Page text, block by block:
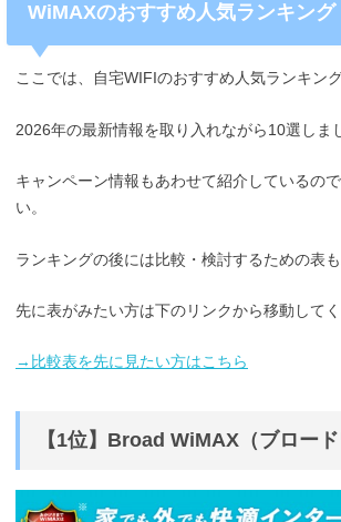
WiMAXのおすすめ人気ランキング
ここでは、自宅WIFIのおすすめ人気ランキン
2026年の最新情報を取り入れながら10選しま
キャンペーン情報もあわせて紹介しているの
い。
ランキングの後には比較・検討するための表も
先に表がみたい方は下のリンクから移動してく
→比較表を先に見たい方はこちら
【1位】Broad WiMAX（ブロード